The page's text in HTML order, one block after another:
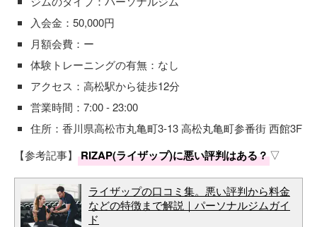
入会金：50,000円
月額会費：ー
体験トレーニングの有無：なし
アクセス：高松駅から徒歩12分
営業時間：7:00 - 23:00
住所：香川県高松市丸亀町3-13 高松丸亀町参番街 西館3F
【参考記事】
RIZAP(ライザップ)に悪い評判はある？▽
ライザップの口コミ集。悪い評判から料金
などの特徴まで解説｜パーソナルジムガイ
ド